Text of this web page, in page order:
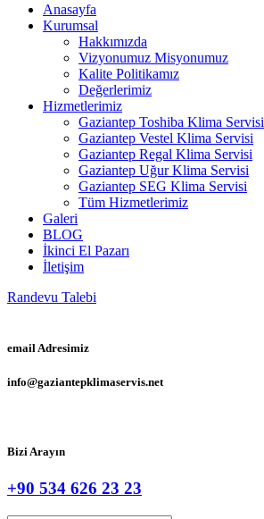
Anasayfa
Kurumsal
Hakkımızda
Vizyonumuz Misyonumuz
Kalite Politikamız
Değerlerimiz
Hizmetlerimiz
Gaziantep Toshiba Klima Servisi
Gaziantep Vestel Klima Servisi
Gaziantep Regal Klima Servisi
Gaziantep Uğur Klima Servisi
Gaziantep SEG Klima Servisi
Tüm Hizmetlerimiz
Galeri
BLOG
İkinci El Pazarı
İletişim
Randevu Talebi
email Adresimiz
info@gaziantepklimaservis.net
Bizi Arayın
+90 534 626 23 23